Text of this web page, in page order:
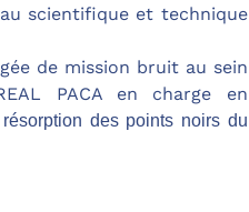
scientifique et technique
de mission bruit au sein
PACA en charge en
des points noirs du